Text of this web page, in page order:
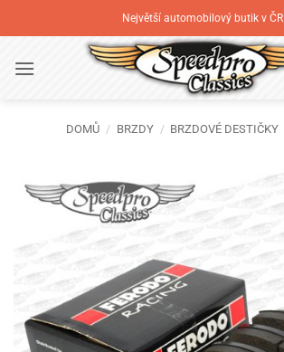
na
Největší automobilový butik v ČR
DOMŮ / BRZDY / BRZDOVÉ DESTIČKY